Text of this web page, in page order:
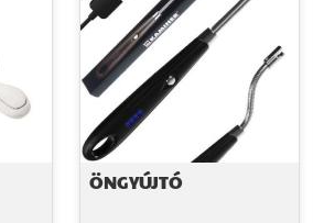
ÖNGYÚJTÓ